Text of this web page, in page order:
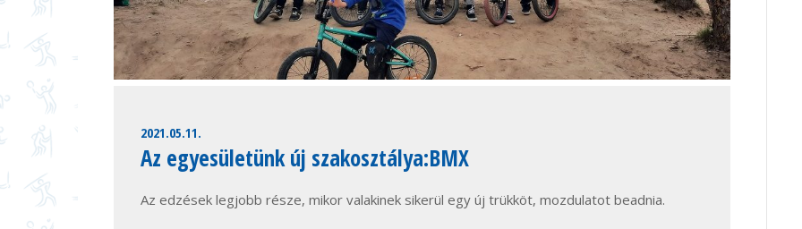
2021.05.11.
Az egyesületünk új szakosztálya:BMX
Az edzések legjobb része, mikor valakinek sikerül egy új trükköt, mozdulatot beadnia.